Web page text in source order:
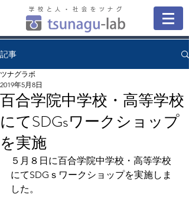
学校と人・社会をツナグ
記事
百合学院中学校・高等学校
にてSDGsワークショップ
を実施
ツナグラボ
2019年5月8日
５月８日に百合学院中学校・高等学校
にてSDGｓワークショップを実施しま
した。